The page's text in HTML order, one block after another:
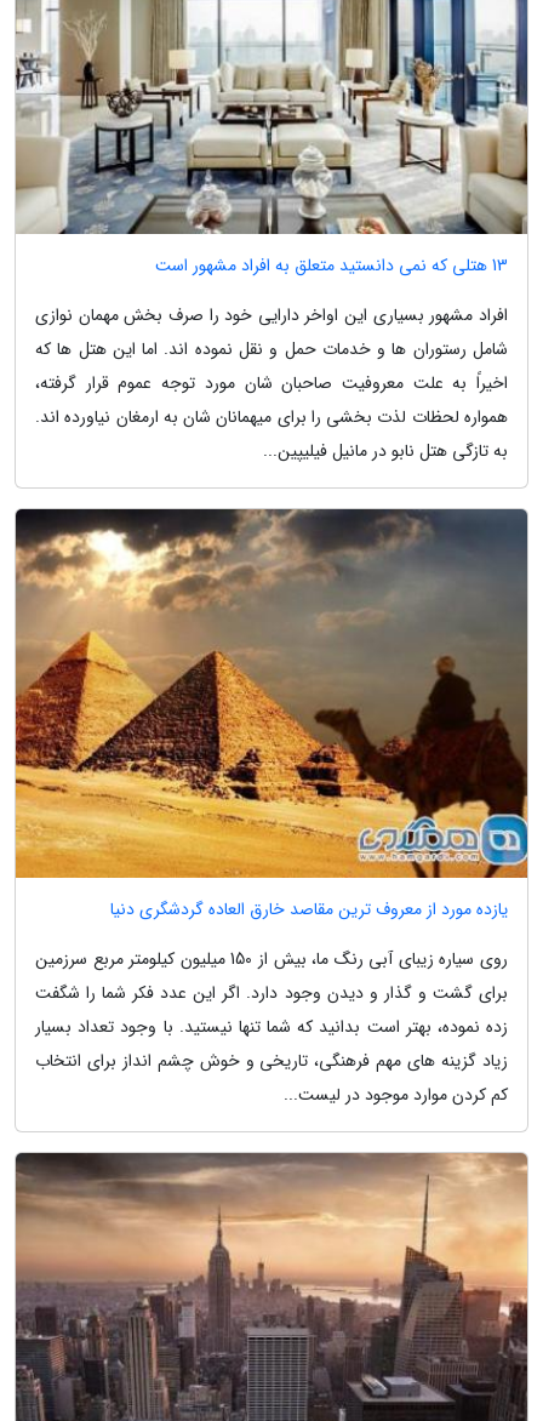
13 هتلی که نمی دانستید متعلق به افراد مشهور است
افراد مشهور بسیاری این اواخر دارایی خود را صرف بخش مهمان نوازی
شامل رستوران ها و خدمات حمل و نقل نموده اند. اما این هتل ها که
اخیراً به علت معروفیت صاحبان شان مورد توجه عموم قرار گرفته،
همواره لحظات لذت بخشی را برای میهمانان شان به ارمغان نیاورده اند.
به تازگی هتل نابو در مانیل فیلیپین...
یازده مورد از معروف ترین مقاصد خارق العاده گردشگری دنیا
روی سیاره زیبای آبی رنگ ما، بیش از 150 میلیون کیلومتر مربع سرزمین
برای گشت و گذار و دیدن وجود دارد. اگر این عدد فکر شما را شگفت
زده نموده، بهتر است بدانید که شما تنها نیستید. با وجود تعداد بسیار
زیاد گزینه های مهم فرهنگی، تاریخی و خوش چشم انداز برای انتخاب
کم کردن موارد موجود در لیست...